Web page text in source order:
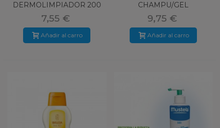
DERMOLIMPIADOR 200
ML
7,55 €
Añadir al carro
CHAMPU/GEL
CALENDULA 200 ML
9,75 €
Añadir al carro